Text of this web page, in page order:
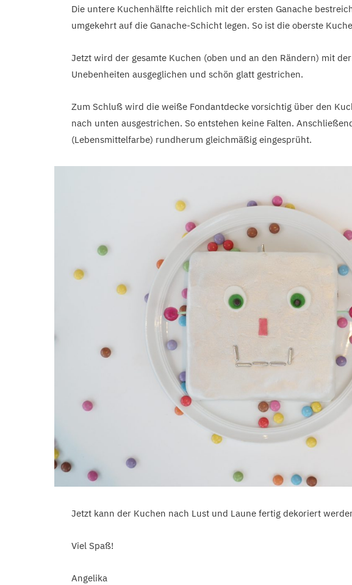
Die untere Kuchenhälfte reichlich mit der ersten Ganache
umgekehrt auf die Ganache-Schicht legen. So ist die oberste
Jetzt wird der gesamte Kuchen (oben und an den Rändern) mit
Unebenheiten ausgeglichen und schön glatt gestrichen.
Zum Schluß wird die weiße Fondantdecke vorsichtig über den
nach unten ausgestrichen. So entstehen keine Falten.
(Lebensmittelfarbe) rundherum gleichmäßig eingesprüht.
Jetzt kann der Kuchen nach Lust und Laune fertig dekoriert
Viel Spaß!
Angelika